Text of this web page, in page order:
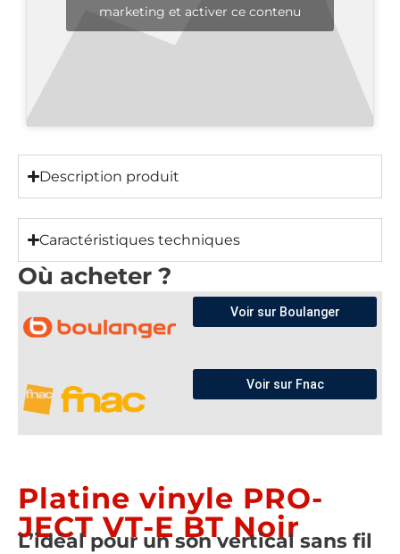
marketing et activer ce contenu
Description produit
Caractéristiques techniques
Où acheter ?
Voir sur Boulanger
Voir sur Fnac
Platine vinyle PRO-
JECT VT-E BT Noir
L’idéal pour un son vertical sans fil